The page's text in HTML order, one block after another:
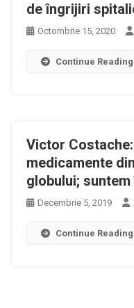
de îngrijiri
Octombrie 15, 2020
Continue Reading
Victor
medicamente
globului; suntem
Decembrie 5, 2019
Continue Reading